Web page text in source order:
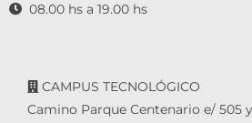
08.00 hs a 19.00 hs
CAMPUS TECNOLÓGICO
Camino Parque Centenario e/ 505